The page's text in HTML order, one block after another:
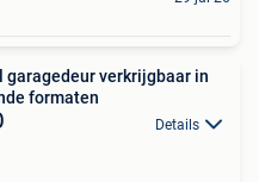
garagedeur verkrijgbaar in
formaten
Details